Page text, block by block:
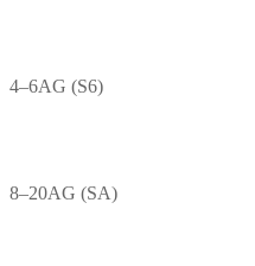
4–6AG (S6)
8–20AG (SA)